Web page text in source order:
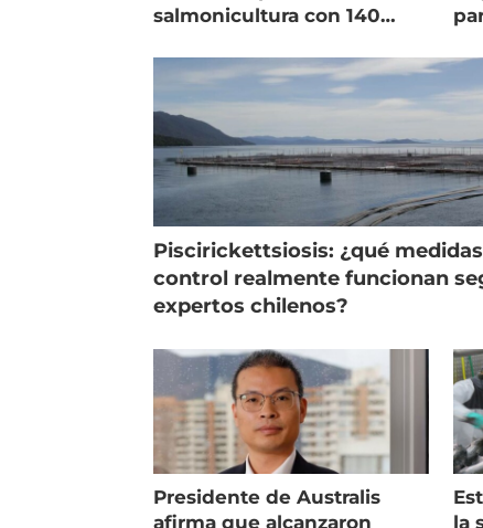
salmonicultura con 140
Piscirickettsiosis: ¿qué
control realmente funcionan
expertos chilenos?
Presidente de Australis
afirma que alcanzaron
la